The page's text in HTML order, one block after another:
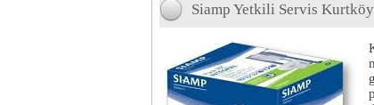
Siamp Yetkili Servis Kurtköy